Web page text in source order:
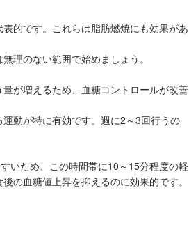
的です。これらは脂肪燃焼にも効果があ
理のない範囲で始めましょう。
が増えるため、血糖コントロールが改善
動が特に有効です。週に2～3回行うの
いため、この時間帯に10～15分程度の軽
の血糖値上昇を抑えるのに効果的です。